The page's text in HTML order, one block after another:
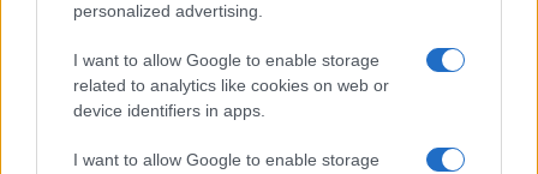
personalized advertising.
I want to allow Google to enable storage
related to analytics like cookies on web or
device identifiers in apps.
I want to allow Google to enable storage
Vai all'archivio delle vignette